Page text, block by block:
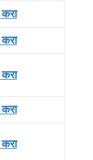
करा
करा
करा
करा
करा